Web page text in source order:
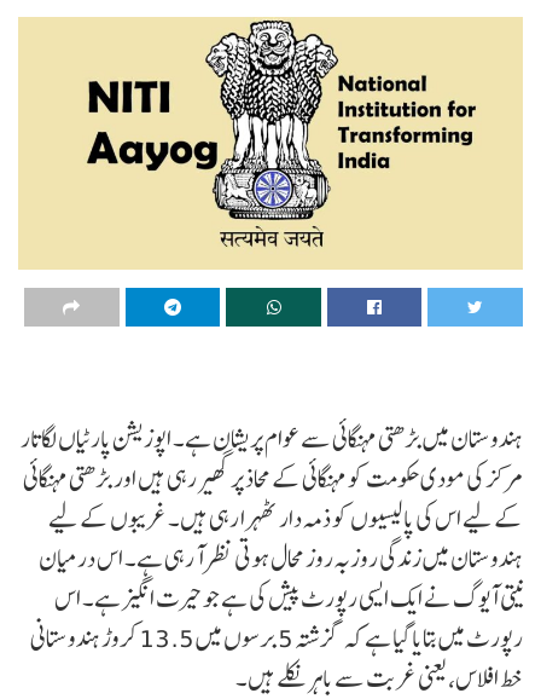
ہندوستان میں بڑھتی مہنگائی سے عوام پریشان ہے۔ اپوزیشن پارٹیاں لگاتار
مرکز کی مودی حکومت کو مہنگائی کے محاذ پر گھیر رہی ہیں اور بڑھتی مہنگائی
کے لیے اس کی پالیسیوں کو ذمہ دار ٹھہرا رہی ہیں۔ غریبوں کے لیے
ہندوستان میں زندگی روز بہ روز محال ہوتی نظر آ رہی ہے۔ اس درمیان
نیتی آیوگ نے ایک ایسی رپورٹ پیش کی ہے جو حیرت انگیز ہے۔ اس
رپورٹ میں بتایا گیا ہے کہ گزشتہ 5 برسوں میں 13.5 کروڑ ہندوستانی
خط افلاس، یعنی غربت سے باہر نکلے ہیں۔